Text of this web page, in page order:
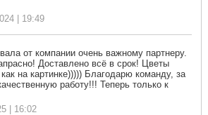
| 19:49
от компании очень важному партнеру.
Доставлено всё в срок! Цветы
на картинке))))) Благодарю команду, за
работу!!! Теперь только к
| 16:02